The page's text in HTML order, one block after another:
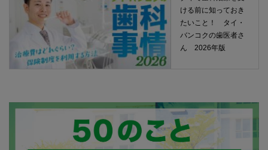
ける前に知っておき
たいこと！ タイ・
バンコクの歯医者さ
ん 2026年版